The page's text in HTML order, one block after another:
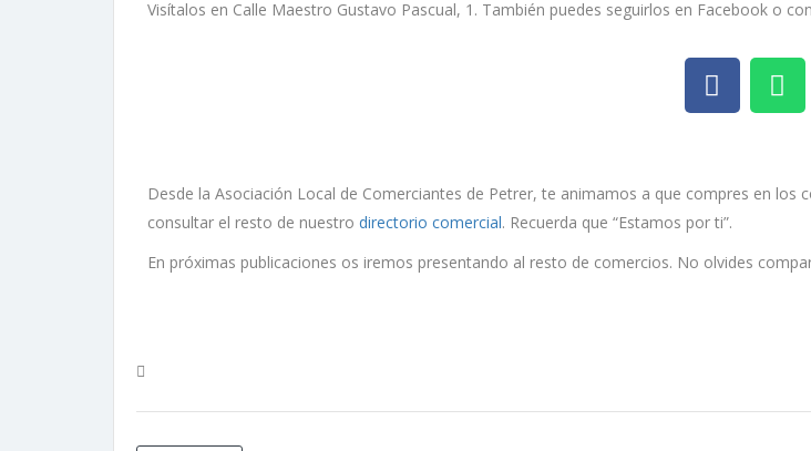
Visítalos en Calle Maestro Gustavo Pascual, 1. También puedes seguirlos en Facebook o
Desde la Asociación Local de Comerciantes de Petrer, te animamos a que compres en
consultar el resto de nuestro directorio comercial. Recuerda que “Estamos por ti”.
En próximas publicaciones os iremos presentando al resto de comercios. No olvides